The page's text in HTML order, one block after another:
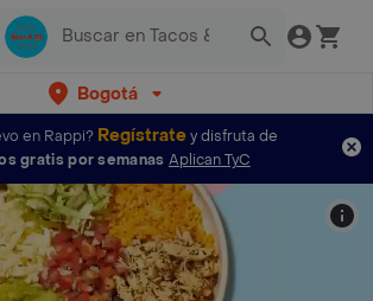
Bogotá
en Rappi? Regístratey disfruta de
gratis por semanas Aplican TyC